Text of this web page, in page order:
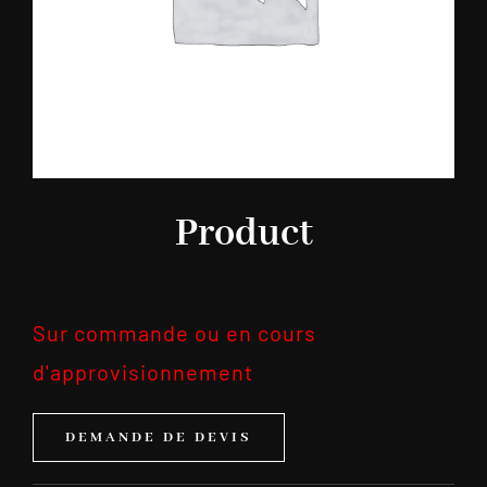
Product
Sur commande ou en cours
d'approvisionnement
DEMANDE DE DEVIS